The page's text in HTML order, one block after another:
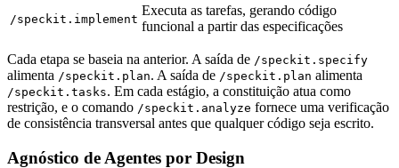
/speckit.implement
Executa as tarefas, gerando código
funcional a partir das especificações
Cada etapa se baseia na anterior. A saída de /speckit.specify
alimenta /speckit.plan. A saída de /speckit.plan alimenta
/speckit.tasks. Em cada estágio, a constituição atua como
restrição, e o comando /speckit.analyze fornece uma verificação
de consistência transversal antes que qualquer código seja escrito.
Agnóstico de Agentes por Design